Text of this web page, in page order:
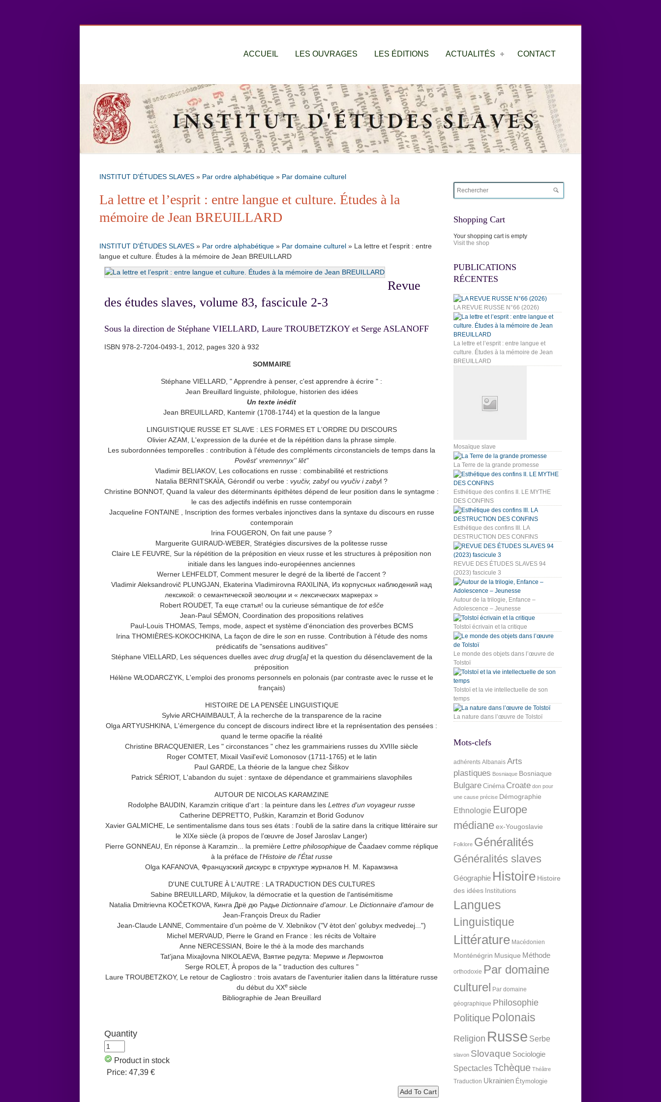
ACCUEIL LES OUVRAGES LES ÉDITIONS ACTUALITÉS CONTACT
INSTITUT D'ÉTUDES SLAVES » Par ordre alphabétique » Par domaine culturel
La lettre et l’esprit : entre langue et culture. Études à la
mémoire de Jean BREUILLARD
INSTITUT D'ÉTUDES SLAVES » Par ordre alphabétique » Par domaine culturel » La lettre et l'esprit : entre
langue et culture. Études à la mémoire de Jean BREUILLARD
Revue
des études slaves, volume 83, fascicule 2-3
Sous la direction de Stéphane VIELLARD, Laure TROUBETZKOY et Serge ASLANOFF
ISBN 978-2-7204-0493-1, 2012, pages 320 à 932
SOMMAIRE
Stéphane VIELLARD, " Apprendre à penser, c'est apprendre à écrire " :
Jean Breuillard linguiste, philologue, historien des idées
Un texte inédit
Jean BREUILLARD, Kantemir (1708-1744) et la question de la langue
LINGUISTIQUE RUSSE ET SLAVE : LES FORMES ET L'ORDRE DU DISCOURS
Olivier AZAM, L'expression de la durée et de la répétition dans la phrase simple.
Les subordonnées temporelles : contribution à l'étude des compléments circonstanciels de temps dans la
Pověst' vremennyx'' lět"
Vladimir BELIAKOV, Les collocations en russe : combinabilité et restrictions
Natalia BERNITSKAÏA, Gérondif ou verbe : vyučiv, zabylou vyučiv i zabyl ?
Christine BONNOT, Quand la valeur des déterminants épithètes dépend de leur position dans le syntagme :
le cas des adjectifs indéfinis en russe contemporain
Jacqueline FONTAINE , Inscription des formes verbales injonctives dans la syntaxe du discours en russe
contemporain
Irina FOUGERON, On fait une pause ?
Marguerite GUIRAUD-WEBER, Stratégies discursives de la politesse russe
Claire LE FEUVRE, Sur la répétition de la préposition en vieux russe et les structures à préposition non
initiale dans les langues indo-européennes anciennes
Werner LEHFELDT, Comment mesurer le degré de la liberté de l'accent ?
Vladimir Aleksandrovič PLUNGJAN, Ekaterina Vladimirovna RAXILINA, Из корпусных наблюдений над
лексикой: о семантической эволюции и « лексических маркерах »
Robert ROUDET, Та еще статья! ou la curieuse sémantique detot ešče
Jean-Paul SÉMON, Coordination des propositions relatives
Paul-Louis THOMAS, Temps, mode, aspect et système d'énonciation des proverbes BCMS
Irina THOMIÈRES-KOKOCHKINA, La façon de dire le son en russe. Contribution à l'étude des noms
prédicatifs de "sensations auditives"
Stéphane VIELLARD, Les séquences duelles avec drug drug[a]et la question du désenclavement de la
préposition
Hélène WŁODARCZYK, L'emploi des pronoms personnels en polonais (par contraste avec le russe et le
français)
HISTOIRE DE LA PENSÉE LINGUISTIQUE
Sylvie ARCHAIMBAULT, À la recherche de la transparence de la racine
Olga ARTYUSHKINA, L'émergence du concept de discours indirect libre et la représentation des pensées :
quand le terme opacifie la réalité
Christine BRACQUENIER, Les " circonstances " chez les grammairiens russes du XVIIIe siècle
Roger COMTET, Mixail Vasil'evič Lomonosov (1711-1765) et le latin
Paul GARDE, La théorie de la langue chez Šiškov
Patrick SÉRIOT, L'abandon du sujet : syntaxe de dépendance et grammairiens slavophiles
AUTOUR DE NICOLAS KARAMZINE
Rodolphe BAUDIN, Karamzin critique d'art : la peinture dans les Lettres d'un voyageur russe
Catherine DEPRETTO, Puškin, Karamzin et Borid Godunov
Xavier GALMICHE, Le sentimentalisme dans tous ses états : l'oubli de la satire dans la critique littéraire sur
le XIXe siècle (à propos de l’œuvre de Josef Jaroslav Langer)
Pierre GONNEAU, En réponse à Karamzin... la première Lettre philosophiquede Čaadaev comme réplique
à la préface de l'Histoire de l'État russe
Olga KAFANOVA, Французский дискурс в структуре журналов Н. М. Карамзина
D'UNE CULTURE À L'AUTRE : LA TRADUCTION DES CULTURES
Sabine BREUILLARD, Miljukov, la démocratie et la question de l'antisémitisme
Natalia Dmitrievna KOČETKOVA, Кинга Дрё дю Радье Dictionnaire d'amour . Le Dictionnaire d'amour de
Jean-François Dreux du Radier
Jean-Claude LANNE, Commentaire d'un poème de V. Xlebnikov ("V ètot den' golubyx medvedej...")
Michel MERVAUD, Pierre le Grand en France : les récits de Voltaire
Anne NERCESSIAN, Boire le thé à la mode des marchands
Tat'jana Mixajlovna NIKOLAEVA, Взятие редута: Мериме и Лермонтов
Serge ROLET, À propos de la " traduction des cultures "
Laure TROUBETZKOY, Le retour de Cagliostro : trois avatars de l'aventurier italien dans la littérature russe
du début du XXe siècle
Bibliographie de Jean Breuillard
Quantity
Product in stock
Price: 47,39 €
Shopping Cart
Your shopping cart is empty
Visit the shop
PUBLICATIONS
RÉCENTES
LA REVUE RUSSE N°66 (2026)
La lettre et l’esprit : entre langue et
culture. Études à la mémoire de Jean
BREUILLARD
Mosaïque slave
La Terre de la grande promesse
Esthétique des confins II. LE MYTHE
DES CONFINS
Esthétique des confins III. LA
DESTRUCTION DES CONFINS
REVUE DES ÉTUDES SLAVES 94
(2023) fascicule 3
Autour de la trilogie, Enfance –
Adolescence – Jeunesse
Tolstoï écrivain et la critique
Le monde des objets dans l’œuvre de
Tolstoï
Tolstoï et la vie intellectuelle de son
temps
La nature dans l’œuvre de Tolstoï
Mots-clefs
adhérents Albanais Arts
plastiques Bosniaque Bosniaque
Bulgare Cinéma Croate don pour
une cause précise Démographie
Ethnologie Europe
médianeex-Yougoslavie
Folklore Généralités
Généralités slaves
Géographie Histoire Histoire
des idées Institutions
Langues
Linguistique
Littérature Macédonien
Monténégrin Musique Méthode
orthodoxie Par domaine
culturel Par domaine
géographique Philosophie
Politique Polonais
Religion Russe Serbe
slavon Slovaque Sociologie
SpectaclesTchèque Théâtre
Traduction Ukrainien Étymologie